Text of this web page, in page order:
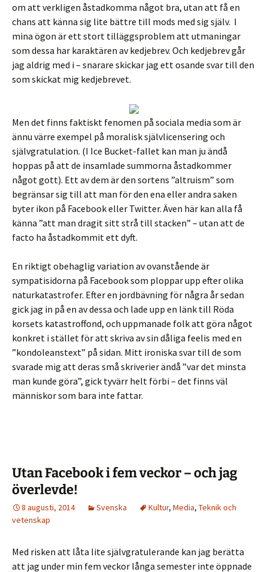
om att verkligen åstadkomma något bra, utan att få en
chans att känna sig lite bättre till mods med sig själv. I
mina ögon är ett stort tilläggsproblem att utmaningar
som dessa har karaktären av kedjebrev. Och kedjebrev går
jag aldrig med i – snarare skickar jag ett osande svar till den
som skickat mig kedjebrevet.
Men det finns faktiskt fenomen på sociala media som är
ännu värre exempel på moralisk självlicensering och
självgratulation. (I Ice Bucket-fallet kan man ju ändå
hoppas på att de insamlade summorna åstadkommer
något gott). Ett av dem är den sortens ”altruism” som
begränsar sig till att man för den ena eller andra saken
byter ikon på Facebook eller Twitter. Även här kan alla få
känna ”att man dragit sitt strå till stacken” – utan att de
facto ha åstadkommit ett dyft.
En riktigt obehaglig variation av ovanstående är
sympatisidorna på Facebook som ploppar upp efter olika
naturkatastrofer. Efter en jordbävning för några år sedan
gick jag in på en av dessa och lade upp en länk till Röda
korsets katastroffond, och uppmanade folk att göra något
konkret i stället för att skriva av sin dåliga feelis med en
”kondoleanstext” på sidan. Mitt ironiska svar till de som
svarade mig att deras små skriverier ändå ”var det minsta
man kunde göra”, gick tyvärr helt förbi – det finns väl
människor som bara inte fattar.
Utan Facebook i fem veckor – och jag
överlevde!
8 augusti, 2014 Svenska Kultur, Media, Teknik och
vetenskap
Med risken att låta lite självgratulerande kan jag berätta
att jag under min fem veckor långa semester inte öppnade